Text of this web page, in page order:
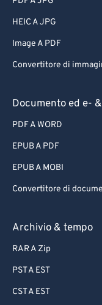
HEIC A JPG
Image A PDF
Convertitore di
Documento ed e- &
PDF A WORD
EPUB A PDF
EPUB A MOBI
Convertitore di
Archivio & tempo
RAR A Zip
PST A EST
CST A EST